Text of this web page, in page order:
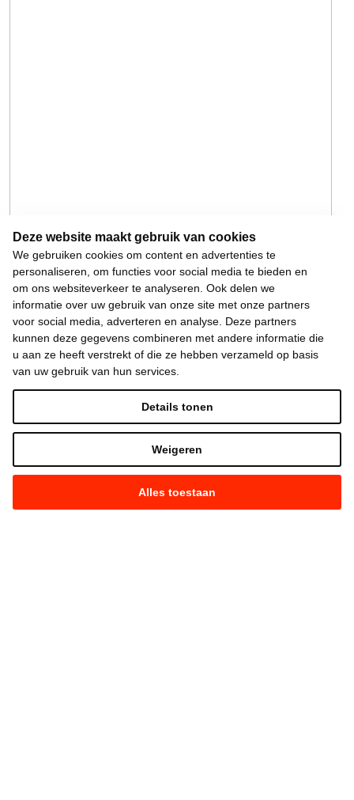
Deze website maakt gebruik van cookies
We gebruiken cookies om content en advertenties te
personaliseren, om functies voor social media te bieden en
om ons websiteverkeer te analyseren. Ook delen we
informatie over uw gebruik van onze site met onze partners
voor social media, adverteren en analyse. Deze partners
kunnen deze gegevens combineren met andere informatie die
u aan ze heeft verstrekt of die ze hebben verzameld op basis
van uw gebruik van hun services.
Alles toestaan
Weigeren
Details tonen